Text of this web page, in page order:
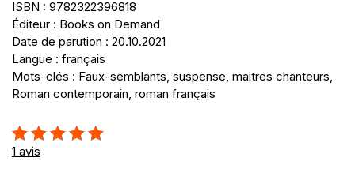
ISBN : 9782322396818
Éditeur : Books on Demand
Date de parution : 20.10.2021
Langue : français
Mots-clés : Faux-semblants, suspense, maitres chanteurs,
Roman contemporain, roman français
Évaluation:
100%
1 avis